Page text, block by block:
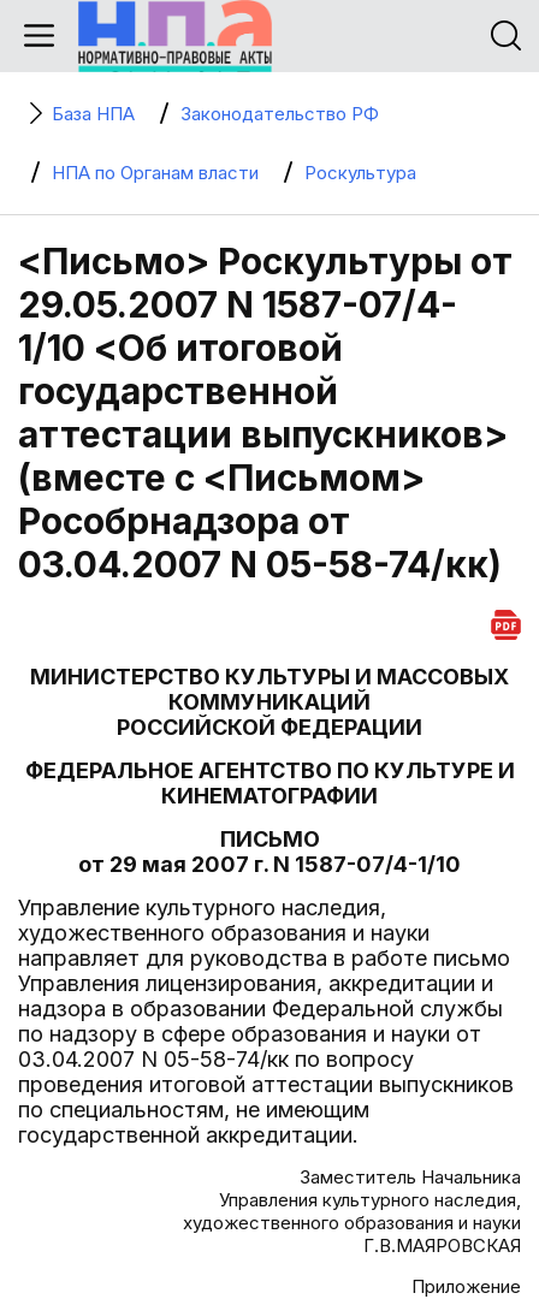
База НПА Законодательство РФ
НПА по Органам власти Роскультура
<Письмо> Роскультуры от
29.05.2007 N 1587-07/4-
1/10 <Об итоговой
государственной
аттестации выпускников>
(вместе с <Письмом>
Рособрнадзора от
03.04.2007 N 05-58-74/кк)
МИНИСТЕРСТВО КУЛЬТУРЫ И МАССОВЫХ
КОММУНИКАЦИЙ
РОССИЙСКОЙ ФЕДЕРАЦИИ
ФЕДЕРАЛЬНОЕ АГЕНТСТВО ПО КУЛЬТУРЕ И
КИНЕМАТОГРАФИИ
ПИСЬМО
от 29 мая 2007 г. N 1587-07/4-1/10
Управление культурного наследия,
художественного образования и науки
направляет для руководства в работе письмо
Управления лицензирования, аккредитации и
надзора в образовании Федеральной службы
по надзору в сфере образования и науки от
03.04.2007 N 05-58-74/кк по вопросу
проведения итоговой аттестации выпускников
по специальностям, не имеющим
государственной аккредитации.
Заместитель Начальника
Управления культурного наследия,
художественного образования и науки
Г.В.МАЯРОВСКАЯ
Приложение